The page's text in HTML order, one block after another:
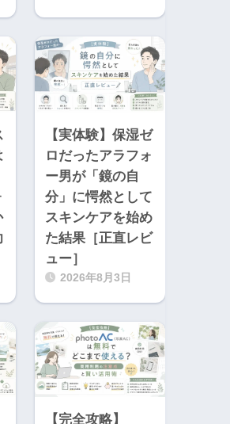
【実体験】保湿ゼ
ロだったアラフォ
ー男が「鏡の自
分」に愕然として
スキンケアを始め
た結果［正直レビ
ュー］
2026年8月3日
【完全攻略】